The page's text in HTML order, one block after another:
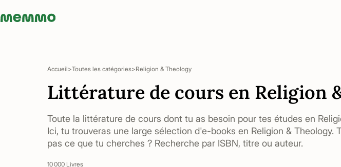
Memmo - AI-verktyg och digital kurslitteratur
Accueil Toutes les catégories Religion & Theology
Littérature de cours en Religion
Toute la littérature de cours dont tu as besoin pour tes études en
Ici, tu trouveras une large sélection d'e-books en Religion & Theology.
pas ce que tu cherches ? Recherche par ISBN, titre ou auteur.
10 000 Livres